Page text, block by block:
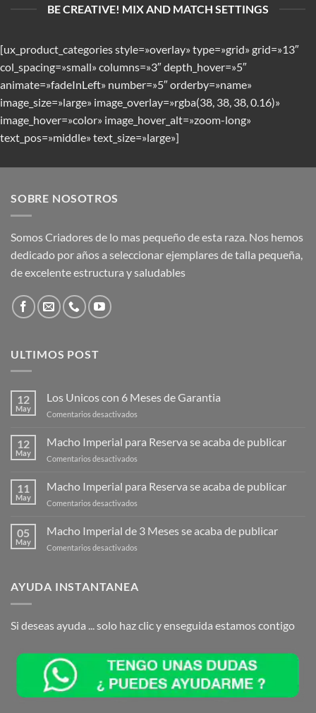
BE CREATIVE! MIX AND MATCH SETTINGS
[ux_product_categories style=»overlay» type=»grid» grid=»13″
col_spacing=»small» columns=»3″ depth_hover=»5″
animate=»fadeInLeft» number=»5″ orderby=»name»
image_size=»large» image_overlay=»rgba(38, 38, 38, 0.16)»
image_hover=»color» image_hover_alt=»zoom-long»
text_pos=»middle» text_size=»large»]
SOBRE NOSOTROS
Somos Criadores de lo mas pequeño de esta raza. Nos hemos
dedicado por años a seleccionar ejemplares de talla pequeña,
de excelente estructura y saludables
ULTIMOS POST
12
May
Los Unicos con 6 Meses de Garantia
Comentarios desactivados
Unicos
con
de
12
May
Macho Imperial para Reserva se acaba de publicar
Comentarios desactivados
Imperial
para
acaba
11
May
Macho Imperial para Reserva se acaba de publicar
Comentarios desactivados
Imperial
para
de
05
May
Macho Imperial de 3 Meses se acaba de publicar
Comentarios desactivados
acaba
publicar
AYUDA INSTANTANEA
Si deseas ayuda ... solo haz clic y enseguida estamos contigo